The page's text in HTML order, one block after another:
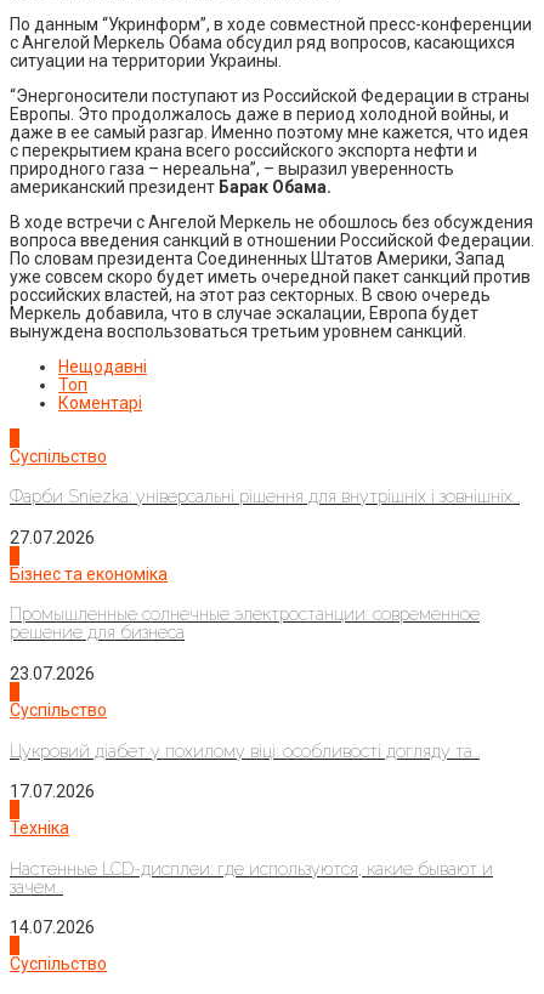
По данным “Укринформ”, в ходе совместной пресс-конференции
с Ангелой Меркель Обама обсудил ряд вопросов, касающихся
ситуации на территории Украины.
“Энергоносители поступают из Российской Федерации в страны
Европы. Это продолжалось даже в период холодной войны, и
даже в ее самый разгар. Именно поэтому мне кажется, что идея
с перекрытием крана всего российского экспорта нефти и
природного газа – нереальна”, – выразил уверенность
американский президент Барак Обама.
В ходе встречи с Ангелой Меркель не обошлось без обсуждения
вопроса введения санкций в отношении Российской Федерации.
По словам президента Соединенных Штатов Америки, Запад
уже совсем скоро будет иметь очередной пакет санкций против
российских властей, на этот раз секторных. В свою очередь
Меркель добавила, что в случае эскалации, Европа будет
вынуждена воспользоваться третьим уровнем санкций.
Нещодавні
Топ
Коментарі
Суспільство
Фарби Sniezka: універсальні рішення для внутрішніх і зовнішніх...
27.07.2026
Бізнес та економіка
Промышленные солнечные электростанции: современное
решение для бизнеса
23.07.2026
Суспільство
Цукровий діабет у похилому віці: особливості догляду та...
17.07.2026
Техніка
Настенные LCD-дисплеи: где используются, какие бывают и
зачем...
14.07.2026
Суспільство